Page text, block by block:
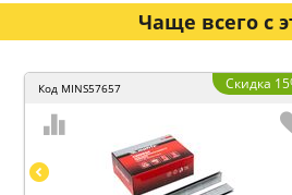
Чаще всего с
Код MINS57657 Скидка